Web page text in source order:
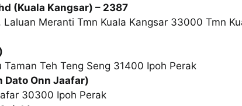
(Kuala Kangsar) – 2387
Laluan Meranti Tmn Kuala Kangsar 33000 Tmn
Teh Teng Seng 31400 Ipoh Perak
Dato Onn Jaafar)
30300 Ipoh Perak